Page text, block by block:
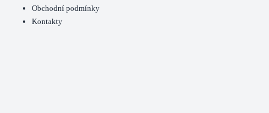
Obchodní podmínky
Kontakty